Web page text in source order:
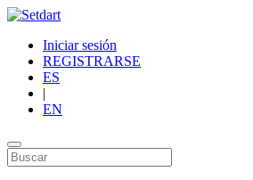
Iniciar sesión
REGISTRARSE
ES
|
EN